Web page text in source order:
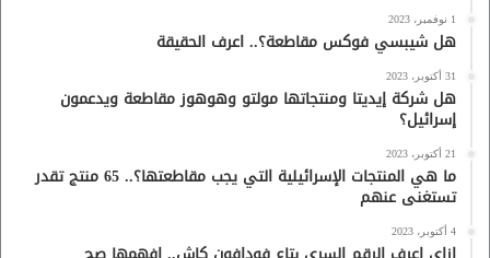
1 نوفمبر، 2023
هل شيبسي فوكس مقاطعة؟.. اعرف الحقيقة
31 أكتوبر، 2023
هل شركة إيديتا ومنتجاتها مولتو وهوهوز مقاطعة ويدعمون
إسرائيل؟
21 أكتوبر، 2023
ما هي المنتجات الإسرائيلية التي يجب مقاطعتها؟.. 65 منتج تقدر
تستغنى عنهم
4 أكتوبر، 2023